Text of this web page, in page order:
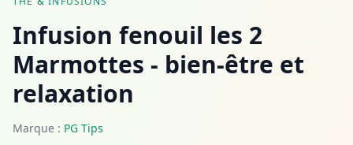
Infusion fenouil les 2
Marmottes - bien-être et
relaxation
Marque : PG Tips